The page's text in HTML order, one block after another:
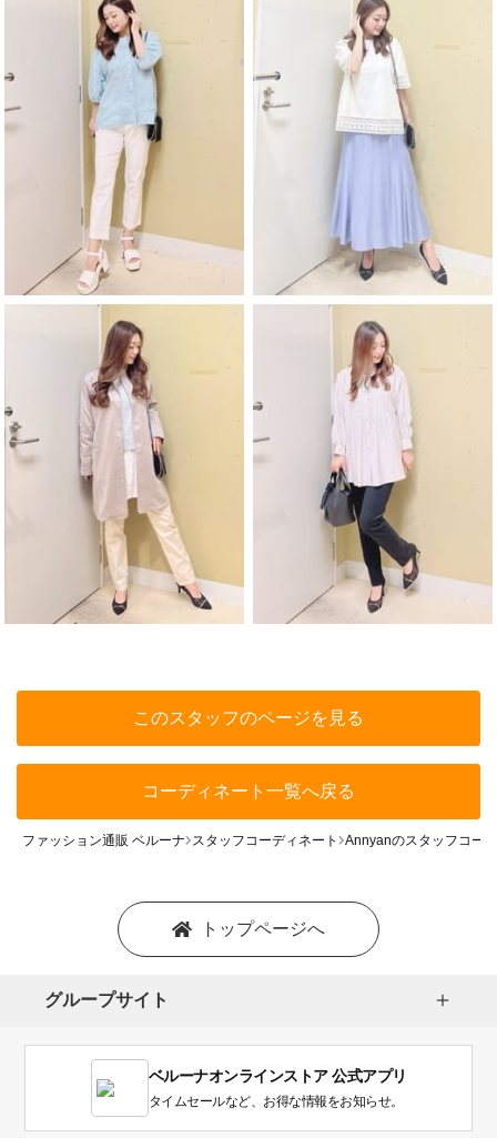
このスタッフのページを見る
コーディネート一覧へ戻る
ファッション通販 ベルーナ スタッフコーディネート Annyanのスタッフコー
トップページへ
グループサイト
ベルーナオンラインストア 公式アプリ
タイムセールなど、お得な情報をお知らせ。